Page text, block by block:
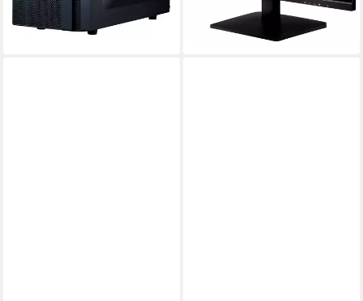
leider ausverkauft